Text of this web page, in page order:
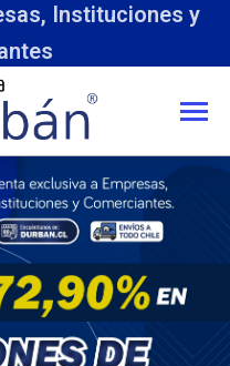
Instituciones y